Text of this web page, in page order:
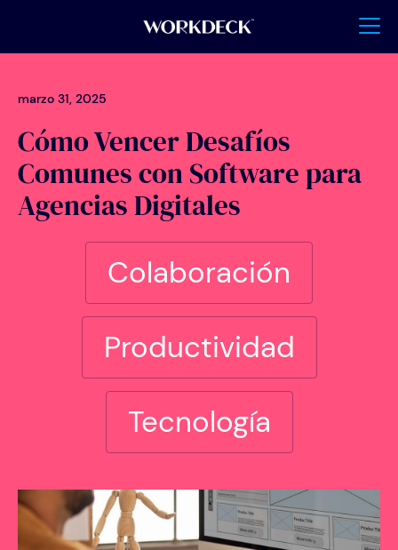
marzo 31, 2025
Cómo Vencer Desafíos
Comunes con Software para
Agencias Digitales
Colaboración
Productividad
Tecnología